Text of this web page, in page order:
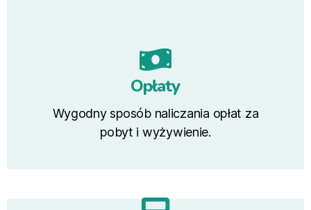
Opłaty
Wygodny sposób naliczania opłat za
pobyt i wyżywienie.